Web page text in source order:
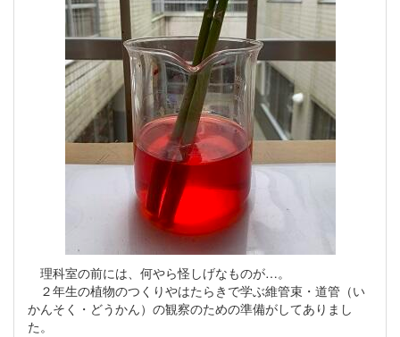
理科室の前には、何やら怪しげなものが…。
２年生の植物のつくりやはたらきで学ぶ維管束・道管（い
かんそく・どうかん）の観察のための準備がしてありまし
た。